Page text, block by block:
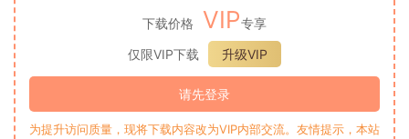
下载价格 VIP专享
仅限VIP下载
升级VIP
请先登录
为提升访问质量，现将下载内容改为VIP内部交流。友情提示，本站